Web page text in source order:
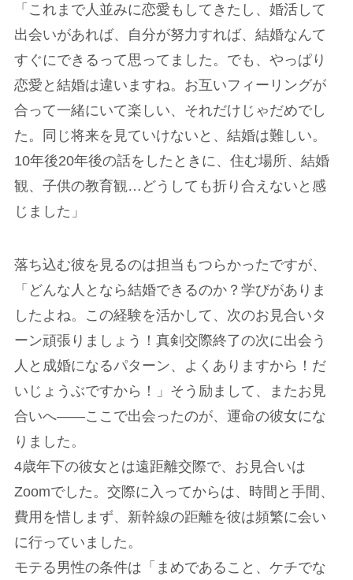
「これまで人並みに恋愛もしてきたし、婚活して
出会いがあれば、自分が努力すれば、結婚なんて
すぐにできるって思ってました。でも、やっぱり
恋愛と結婚は違いますね。お互いフィーリングが
合って一緒にいて楽しい、それだけじゃだめでし
た。同じ将来を見ていけないと、結婚は難しい。
10年後20年後の話をしたときに、住む場所、結婚
観、子供の教育観…どうしても折り合えないと感
じました」
落ち込む彼を見るのは担当もつらかったですが、
「どんな人となら結婚できるのか？学びがありま
したよね。この経験を活かして、次のお見合いタ
ーン頑張りましょう！真剣交際終了の次に出会う
人と成婚になるパターン、よくありますから！だ
いじょうぶですから！」そう励まして、またお見
合いへ――ここで出会ったのが、運命の彼女にな
りました。
4歳年下の彼女とは遠距離交際で、お見合いは
Zoomでした。交際に入ってからは、時間と手間、
費用を惜しまず、新幹線の距離を彼は頻繁に会い
に行っていました。
モテる男性の条件は「まめであること、ケチでな